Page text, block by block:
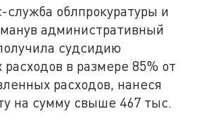
облпрокуратуры и
административный
судсидию
в размере 85% от
расходов, нанеся
на сумму свыше 467 тыс.